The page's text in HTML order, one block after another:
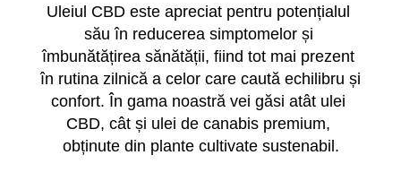
Uleiul CBD este apreciat pentru potențialul
său în reducerea simptomelor și
îmbunătățirea sănătății, fiind tot mai prezent
în rutina zilnică a celor care caută echilibru și
confort. În gama noastră vei găsi atât ulei
CBD, cât și ulei de canabis premium,
obținute din plante cultivate sustenabil.